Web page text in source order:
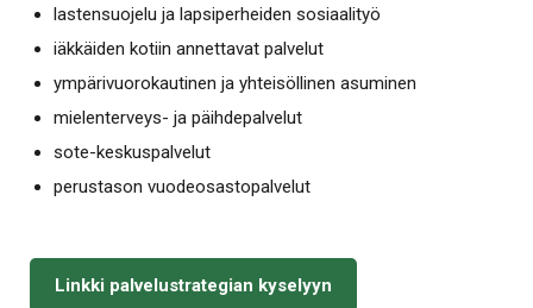
lastensuojelu ja lapsiperheiden sosiaalityö
iäkkäiden kotiin annettavat palvelut
ympärivuorokautinen ja yhteisöllinen asuminen
mielenterveys- ja päihdepalvelut
sote-keskuspalvelut
perustason vuodeosastopalvelut
Linkki palvelustrategian kyselyyn